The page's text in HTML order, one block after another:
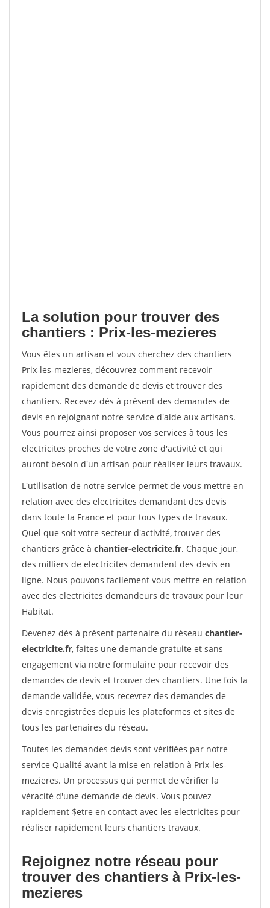
La solution pour trouver des
chantiers : Prix-les-mezieres
Vous êtes un artisan et vous cherchez des chantiers
Prix-les-mezieres, découvrez comment recevoir
rapidement des demande de devis et trouver des
chantiers. Recevez dès à présent des demandes de
devis en rejoignant notre service d'aide aux artisans.
Vous pourrez ainsi proposer vos services à tous les
electricites proches de votre zone d'activité et qui
auront besoin d'un artisan pour réaliser leurs travaux.
L'utilisation de notre service permet de vous mettre en
relation avec des electricites demandant des devis
dans toute la France et pour tous types de travaux.
Quel que soit votre secteur d'activité, trouver des
chantiers grâce à chantier-electricite.fr. Chaque jour,
des milliers de electricites demandent des devis en
ligne. Nous pouvons facilement vous mettre en relation
avec des electricites demandeurs de travaux pour leur
Habitat.
Devenez dès à présent partenaire du réseau chantier-
electricite.fr, faites une demande gratuite et sans
engagement via notre formulaire pour recevoir des
demandes de devis et trouver des chantiers. Une fois la
demande validée, vous recevrez des demandes de
devis enregistrées depuis les plateformes et sites de
tous les partenaires du réseau.
Toutes les demandes devis sont vérifiées par notre
service Qualité avant la mise en relation à Prix-les-
mezieres. Un processus qui permet de vérifier la
véracité d'une demande de devis. Vous pouvez
rapidement $etre en contact avec les electricites pour
réaliser rapidement leurs chantiers travaux.
Rejoignez notre réseau pour
trouver des chantiers à Prix-les-
mezieres